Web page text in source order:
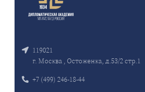
119021
г. Москва , Остоженка, д.53/2 стр.1
+7 (499) 246-18-44